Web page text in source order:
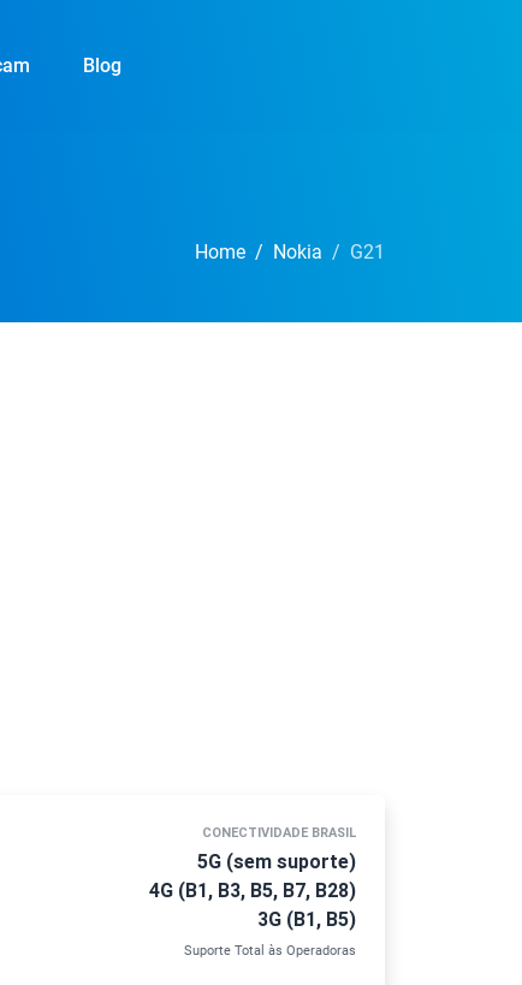
Blog
Home Nokia G21
CONECTIVIDADE BRASIL
5G (sem suporte)
4G (B1, B3, B5, B7, B28)
3G (B1, B5)
Suporte Total às Operadoras